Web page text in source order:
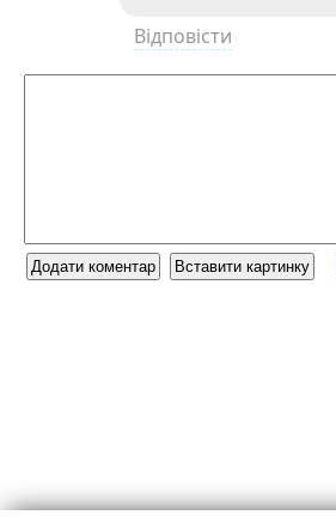
Відповісти